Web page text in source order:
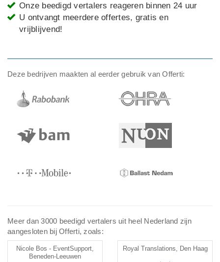
Onze beedigd vertalers reageren binnen 24 uur
U ontvangt meerdere offertes, gratis en
vrijblijvend!
Deze bedrijven maakten al eerder gebruik van Offerti:
Meer dan 3000 beedigd vertalers uit heel Nederland zijn
aangesloten bij Offerti, zoals:
Nicole Bos - EventSupport,
Beneden-Leeuwen
Royal Translations, Den Haag